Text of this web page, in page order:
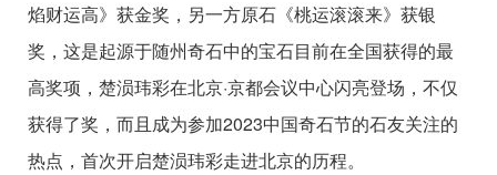
焰财运高》获金奖，另一方原石《桃运滚滚来》获银
奖，这是起源于随州奇石中的宝石目前在全国获得的最
高奖项，楚涢玮彩在北京·京都会议中心闪亮登场，不仅
获得了奖，而且成为参加2023中国奇石节的石友关注的
热点，首次开启楚涢玮彩走进北京的历程。